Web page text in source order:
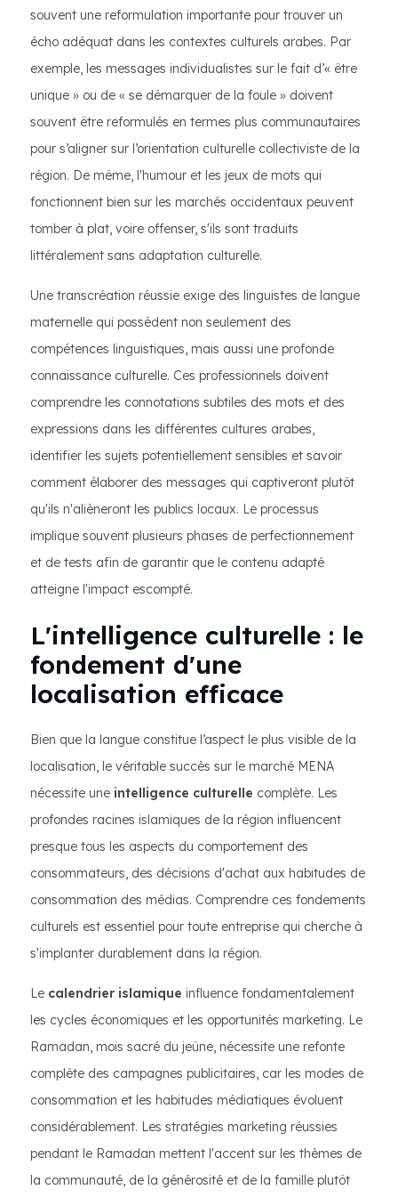
souvent une reformulation importante pour trouver un
écho adéquat dans les contextes culturels arabes. Par
exemple, les messages individualistes sur le fait d’« être
unique » ou de « se démarquer de la foule » doivent
souvent être reformulés en termes plus communautaires
pour s’aligner sur l’orientation culturelle collectiviste de la
région. De même, l'humour et les jeux de mots qui
fonctionnent bien sur les marchés occidentaux peuvent
tomber à plat, voire offenser, s'ils sont traduits
littéralement sans adaptation culturelle.
Une transcréation réussie exige des linguistes de langue
maternelle qui possèdent non seulement des
compétences linguistiques, mais aussi une profonde
connaissance culturelle. Ces professionnels doivent
comprendre les connotations subtiles des mots et des
expressions dans les différentes cultures arabes,
identifier les sujets potentiellement sensibles et savoir
comment élaborer des messages qui captiveront plutôt
qu'ils n'alièneront les publics locaux. Le processus
implique souvent plusieurs phases de perfectionnement
et de tests afin de garantir que le contenu adapté
atteigne l'impact escompté.
L'intelligence culturelle : le
fondement d'une
localisation efficace
Bien que la langue constitue l’aspect le plus visible de la
localisation, le véritable succès sur le marché MENA
nécessite une intelligence culturelle complète. Les
profondes racines islamiques de la région influencent
presque tous les aspects du comportement des
consommateurs, des décisions d'achat aux habitudes de
consommation des médias. Comprendre ces fondements
culturels est essentiel pour toute entreprise qui cherche à
s'implanter durablement dans la région.
Le calendrier islamique influence fondamentalement
les cycles économiques et les opportunités marketing. Le
Ramadan, mois sacré du jeûne, nécessite une refonte
complète des campagnes publicitaires, car les modes de
consommation et les habitudes médiatiques évoluent
considérablement. Les stratégies marketing réussies
pendant le Ramadan mettent l'accent sur les thèmes de
la communauté, de la générosité et de la famille plutôt